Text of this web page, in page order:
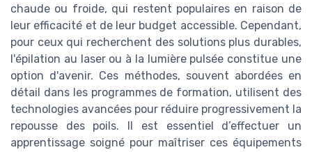
chaude ou froide, qui restent populaires en raison de
leur efficacité et de leur budget accessible. Cependant,
pour ceux qui recherchent des solutions plus durables,
l'épilation au laser ou à la lumière pulsée constitue une
option d'avenir. Ces méthodes, souvent abordées en
détail dans les programmes de formation, utilisent des
technologies avancées pour réduire progressivement la
repousse des poils. Il est essentiel d’effectuer un
apprentissage soigné pour maîtriser ces équipements